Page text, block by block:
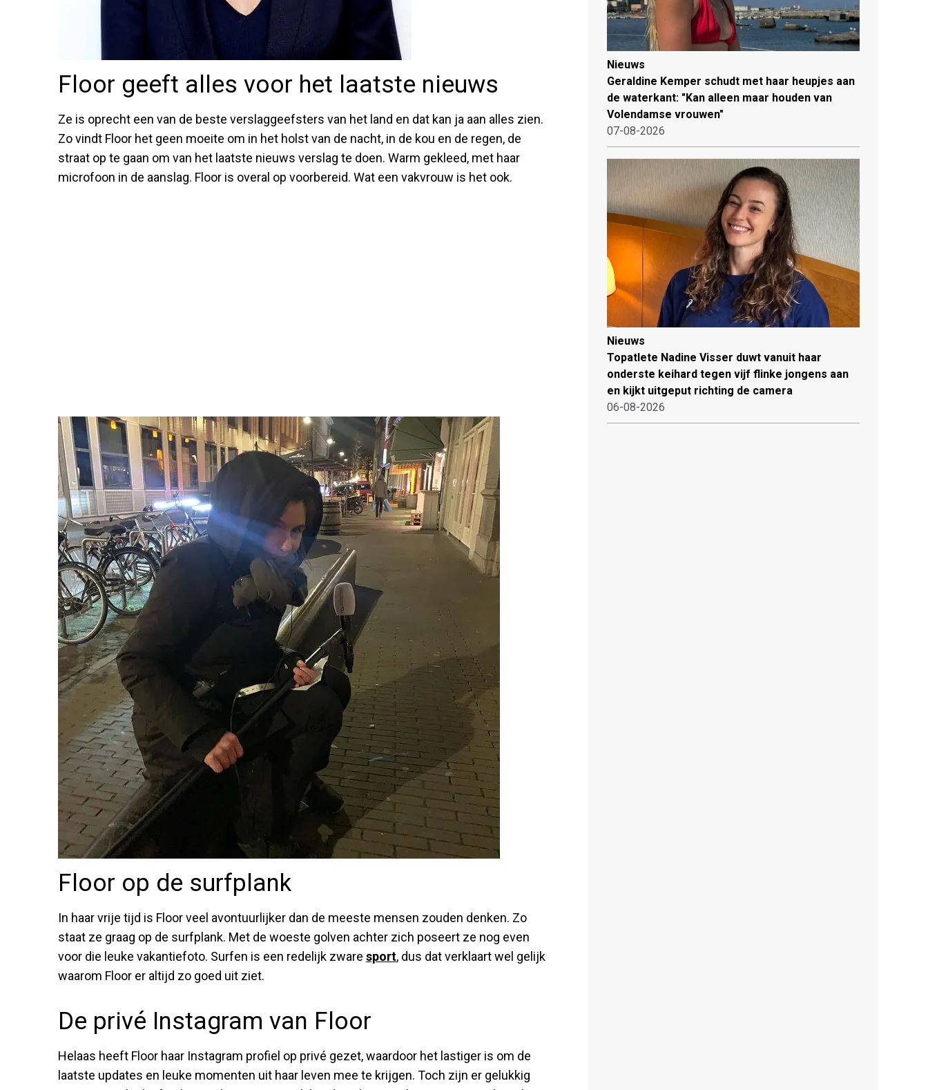
Floor geeft alles voor het laatste nieuws
Ze is oprecht een van de beste verslaggeefsters van het land en dat kan ja aan alles zien.
Zo vindt Floor het geen moeite om in het holst van de nacht, in de kou en de regen, de
straat op te gaan om van het laatste nieuws verslag te doen. Warm gekleed, met haar
microfoon in de aanslag. Floor is overal op voorbereid. Wat een vakvrouw is het ook.
Floor op de surfplank
In haar vrije tijd is Floor veel avontuurlijker dan de meeste mensen zouden denken. Zo
staat ze graag op de surfplank. Met de woeste golven achter zich poseert ze nog even
voor die leuke vakantiefoto. Surfen is een redelijk zware sport, dus dat verklaart wel gelijk
waarom Floor er altijd zo goed uit ziet.
De privé Instagram van Floor
Helaas heeft Floor haar Instagram profiel op privé gezet, waardoor het lastiger is om de
laatste updates en leuke momenten uit haar leven mee te krijgen. Toch zijn er gelukkig
Nieuws
Geraldine Kemper schudt met haar heupjes aan
de waterkant: "Kan alleen maar houden van
Volendamse vrouwen"
07-08-2026
Nieuws
Topatlete Nadine Visser duwt vanuit haar
onderste keihard tegen vijf flinke jongens aan
en kijkt uitgeput richting de camera
06-08-2026